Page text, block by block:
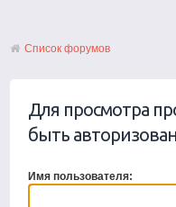
Список форумов
Для просмотра
быть
Имя пользователя: